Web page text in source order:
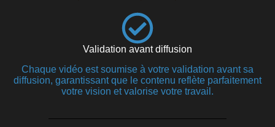
Validation avant diffusion
Chaque vidéo est soumise à votre validation avant sa
diffusion, garantissant que le contenu reflète parfaitement
votre vision et valorise votre travail.